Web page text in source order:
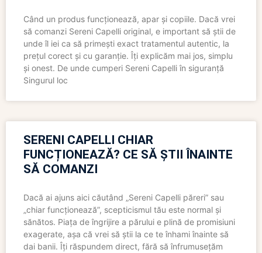
Când un produs funcționează, apar și copiile. Dacă vrei
să comanzi Sereni Capelli original, e important să știi de
unde îl iei ca să primești exact tratamentul autentic, la
prețul corect și cu garanție. Îți explicăm mai jos, simplu
și onest. De unde cumperi Sereni Capelli în siguranță
Singurul loc
SERENI CAPELLI CHIAR
FUNCȚIONEAZĂ? CE SĂ ȘTII ÎNAINTE
SĂ COMANZI
Dacă ai ajuns aici căutând „Sereni Capelli păreri” sau
„chiar funcționează”, scepticismul tău este normal și
sănătos. Piața de îngrijire a părului e plină de promisiuni
exagerate, așa că vrei să știi la ce te înhami înainte să
dai banii. Îți răspundem direct, fără să înfrumusețăm